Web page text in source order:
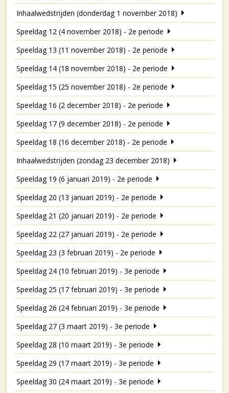
Inhaalwedstrijden (donderdag 1 november 2018)
Speeldag 12 (4 november 2018) - 2e periode
Speeldag 13 (11 november 2018) - 2e periode
Speeldag 14 (18 november 2018) - 2e periode
Speeldag 15 (25 november 2018) - 2e periode
Speeldag 16 (2 december 2018) - 2e periode
Speeldag 17 (9 december 2018) - 2e periode
Speeldag 18 (16 december 2018) - 2e periode
Inhaalwedstrijden (zondag 23 december 2018)
Speeldag 19 (6 januari 2019) - 2e periode
Speeldag 20 (13 januari 2019) - 2e periode
Speeldag 21 (20 januari 2019) - 2e periode
Speeldag 22 (27 januari 2019) - 2e periode
Speeldag 23 (3 februari 2019) - 2e periode
Speeldag 24 (10 februari 2019) - 3e periode
Speeldag 25 (17 februari 2019) - 3e periode
Speeldag 26 (24 februari 2019) - 3e periode
Speeldag 27 (3 maart 2019) - 3e periode
Speeldag 28 (10 maart 2019) - 3e periode
Speeldag 29 (17 maart 2019) - 3e periode
Speeldag 30 (24 maart 2019) - 3e periode